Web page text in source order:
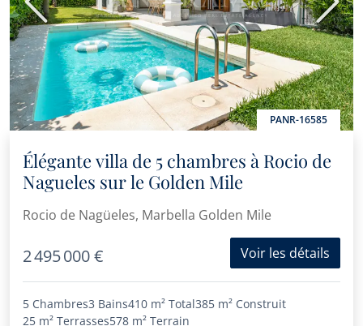
PANR-16585
Précédent
Élégante villa de 5 chambres à Rocio de
Nagueles sur le Golden Mile
Rocio de Nagüeles, Marbella Golden Mile
2 495 000 € Voir les détails
5 Chambres3 Bains410 m² Total385 m² Construit
25 m² Terrasses578 m² Terrain